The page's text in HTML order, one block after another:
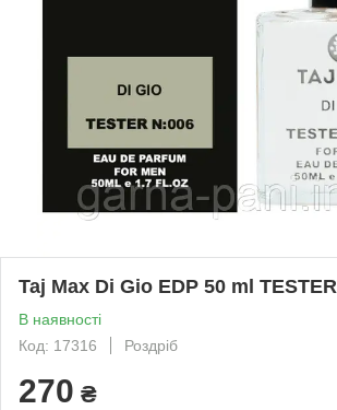
Taj Max Di Gio EDP 50 ml TESTER
В наявності
Код: 17316
Роздріб
270 ₴